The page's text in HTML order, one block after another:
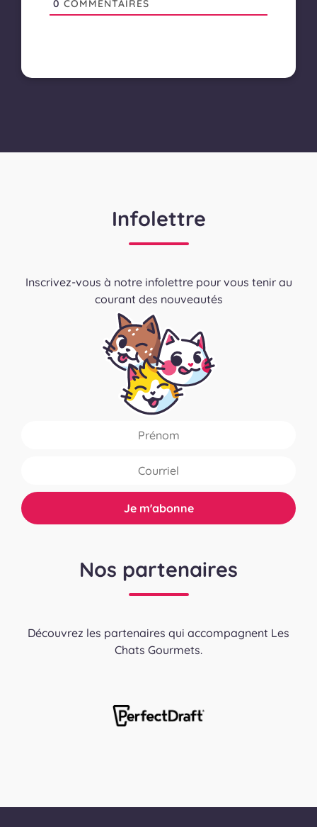
0 COMMENTAIRES
Infolettre
Inscrivez-vous à notre infolettre pour vous tenir au
courant des nouveautés
Nos partenaires
Découvrez les partenaires qui accompagnent Les
Chats Gourmets.